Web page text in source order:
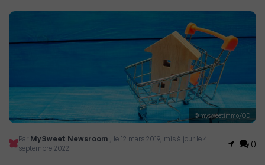
© mysweetimmo/OD
Par MySweet Newsroom , le 12 mars 2019, mis à jour le 4
septembre 2022
0